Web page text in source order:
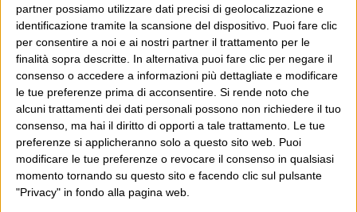
partner possiamo utilizzare dati precisi di geolocalizzazione e
identificazione tramite la scansione del dispositivo. Puoi fare clic
per consentire a noi e ai nostri partner il trattamento per le
finalità sopra descritte. In alternativa puoi fare clic per negare il
consenso o accedere a informazioni più dettagliate e modificare
le tue preferenze prima di acconsentire. Si rende noto che
alcuni trattamenti dei dati personali possono non richiedere il tuo
consenso, ma hai il diritto di opporti a tale trattamento. Le tue
preferenze si applicheranno solo a questo sito web. Puoi
modificare le tue preferenze o revocare il consenso in qualsiasi
momento tornando su questo sito e facendo clic sul pulsante
"Privacy" in fondo alla pagina web.